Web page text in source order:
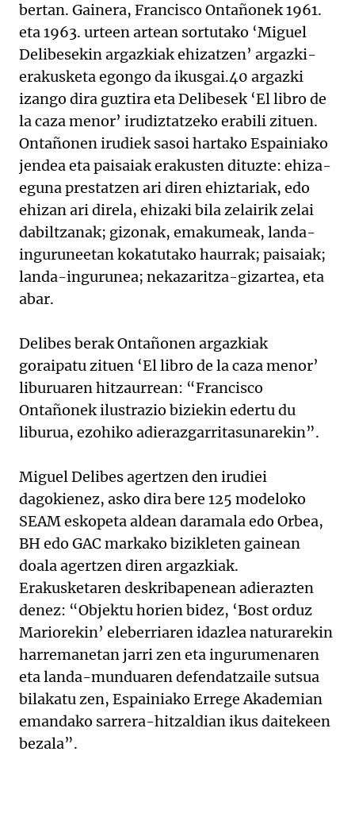
bertan. Gainera, Francisco Ontañonek 1961.
eta 1963. urteen artean sortutako ‘Miguel
Delibesekin argazkiak ehizatzen’ argazki-
erakusketa egongo da ikusgai.40 argazki
izango dira guztira eta Delibesek ‘El libro de
la caza menor’ irudiztatzeko erabili zituen.
Ontañonen irudiek sasoi hartako Espainiako
jendea eta paisaiak erakusten dituzte: ehiza-
eguna prestatzen ari diren ehiztariak, edo
ehizan ari direla, ehizaki bila zelairik zelai
dabiltzanak; gizonak, emakumeak, landa-
inguruneetan kokatutako haurrak; paisaiak;
landa-ingurunea; nekazaritza-gizartea, eta
abar.
Delibes berak Ontañonen argazkiak
goraipatu zituen ‘El libro de la caza menor’
liburuaren hitzaurrean: “Francisco
Ontañonek ilustrazio biziekin edertu du
liburua, ezohiko adierazgarritasunarekin”.
Miguel Delibes agertzen den irudiei
dagokienez, asko dira bere 125 modeloko
SEAM eskopeta aldean daramala edo Orbea,
BH edo GAC markako bizikleten gainean
doala agertzen diren argazkiak.
Erakusketaren deskribapenean adierazten
denez: “Objektu horien bidez, ‘Bost orduz
Mariorekin’ eleberriaren idazlea naturarekin
harremanetan jarri zen eta ingurumenaren
eta landa-munduaren defendatzaile sutsua
bilakatu zen, Espainiako Errege Akademian
emandako sarrera-hitzaldian ikus daitekeen
bezala”.